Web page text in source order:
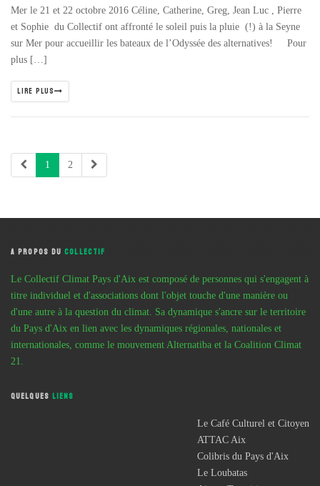
Mer le 21 et 22 octobre 2016 Céline, Catherine, Greg, Jean Luc , Pierre
et Sophie du Collectif ont affronté le soleil puis la pluie (!) à la Seyne
sur Mer pour accueillir les bateaux de l’Odyssée des alternatives! Pour
plus […]
LIRE PLUS
1 2
A PROPOS DUCOLLECTIF
Le Collectif Climat Pays d'Aix est composé de personnes qui s'engagent à
titre individuel et d'associations dont l'objet touche d'une manière ou
d'une autre à la question du climat. Sa dynamique s'ancre sur le territoire
du Pays d'Aix en lien avec les dynamiques régionales, nationales et
internationales, comme le mouvement Alternatiba et la Coalition Climat
21.
QUELQUES LIENS
Le Café Culturel et Citoyen
ATTAC Aix
Colibris du Pays d'Aix
Le Loubatas